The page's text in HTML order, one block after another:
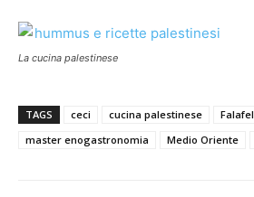
La cucina palestinese
TAGS ceci cucina palestinese Falafel
master enogastronomia
Medio Oriente